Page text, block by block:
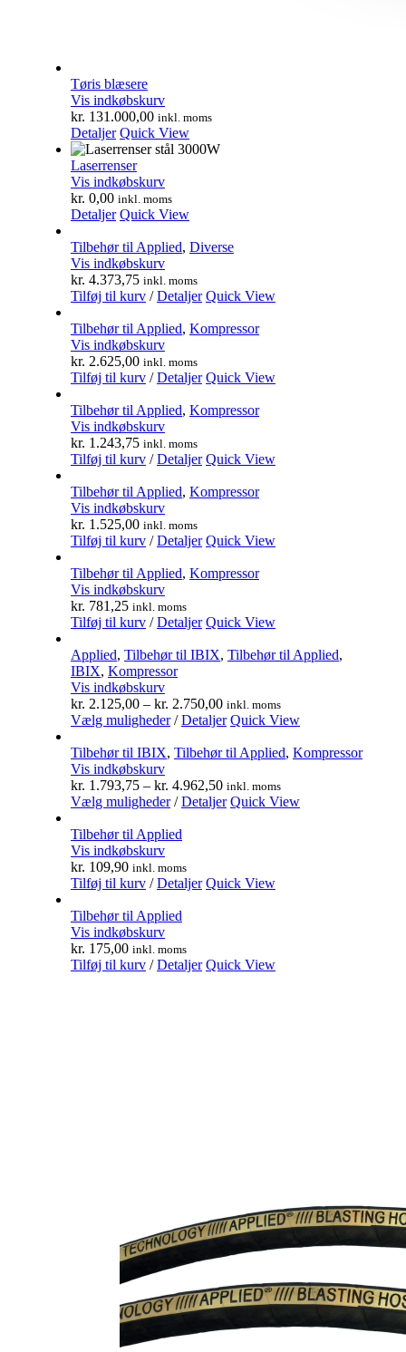
Tøris blæsere
Vis indkøbskurv
kr. 131.000,00 inkl. moms
Detaljer Quick View
Laserrenser
Vis indkøbskurv
kr. 0,00 inkl. moms
Detaljer Quick View
Tilbehør til Applied, Diverse
Vis indkøbskurv
kr. 4.373,75 inkl. moms
Tilføj til kurv/ Detaljer Quick View
Tilbehør til Applied, Kompressor
Vis indkøbskurv
kr. 2.625,00 inkl. moms
Tilføj til kurv/ Detaljer Quick View
Tilbehør til Applied, Kompressor
Vis indkøbskurv
kr. 1.243,75 inkl. moms
Tilføj til kurv/ Detaljer Quick View
Tilbehør til Applied, Kompressor
Vis indkøbskurv
kr. 1.525,00 inkl. moms
Tilføj til kurv/ Detaljer Quick View
Tilbehør til Applied, Kompressor
Vis indkøbskurv
kr. 781,25 inkl. moms
Tilføj til kurv/ Detaljer Quick View
Applied, Tilbehør til IBIX, Tilbehør til Applied,
IBIX, Kompressor
Vis indkøbskurv
kr. 2.125,00– kr. 2.750,00 inkl. moms
Vælg muligheder/ Detaljer Quick View
Tilbehør til IBIX, Tilbehør til Applied, Kompressor
Vis indkøbskurv
kr. 1.793,75– kr. 4.962,50 inkl. moms
Vælg muligheder/ Detaljer Quick View
Tilbehør til Applied
Vis indkøbskurv
kr. 109,90 inkl. moms
Tilføj til kurv/ Detaljer Quick View
Tilbehør til Applied
Vis indkøbskurv
kr. 175,00 inkl. moms
Tilføj til kurv/ Detaljer Quick View